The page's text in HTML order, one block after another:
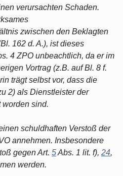
verursachten Schaden.
zwischen den Beklagten
162 d. A.), ist dieses
4 ZPO unbeachtlich, da er im
Vortrag (z.B. auf Bl. 8 f.
trägt selbst vor, dass die
2) als Dienstleister der
worden sind.
schuldhaften Verstoß der
annehmen. Insbesondere
gegen Art. 5Abs. 1 lit. f), 24,
werden.